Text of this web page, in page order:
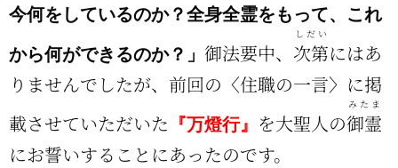
今何をしているのか？全身全霊をもって、これ
から何ができるのか？」 御法要中、 次第
しだい
にはあ
りませんでしたが、前回の〈住職の一言〉に掲
載させていただいた 『万燈行』 を大聖人の御霊
みたま
にお誓いすることにあったのです。